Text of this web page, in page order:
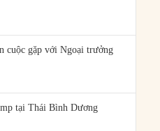
cuộc gặp với Ngoại trưởng
tại Thái Bình Dương